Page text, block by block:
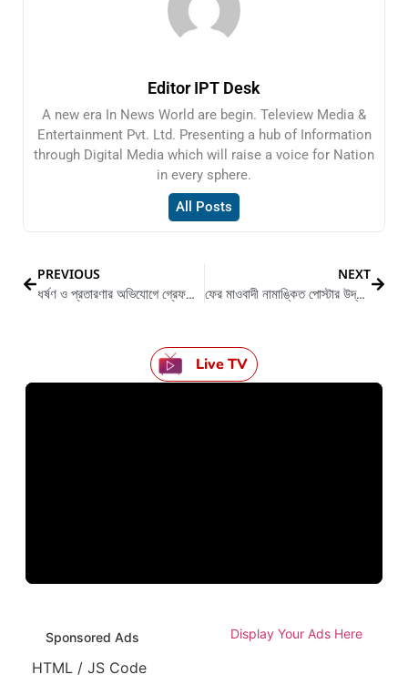
Editor IPT Desk
A new era In News World are begin. Teleview Media &
Entertainment Pvt. Ltd. Presenting a hub of Information
through Digital Media which will raise a voice for Nation
in every sphere.
All Posts
PREVIOUS
ধর্ষণ ও প্রতারণার অভিযোগে গ্রেফতার ১ তৃণমূল নেতা
NEXT
ফের মাওবাদী নামাঙ্কিত পোস্টার উদ্ধারকে ঘিরে আতঙ্কিত স্থানীয়রা
Live TV
Sponsored Ads Display Your Ads Here
HTML / JS Code